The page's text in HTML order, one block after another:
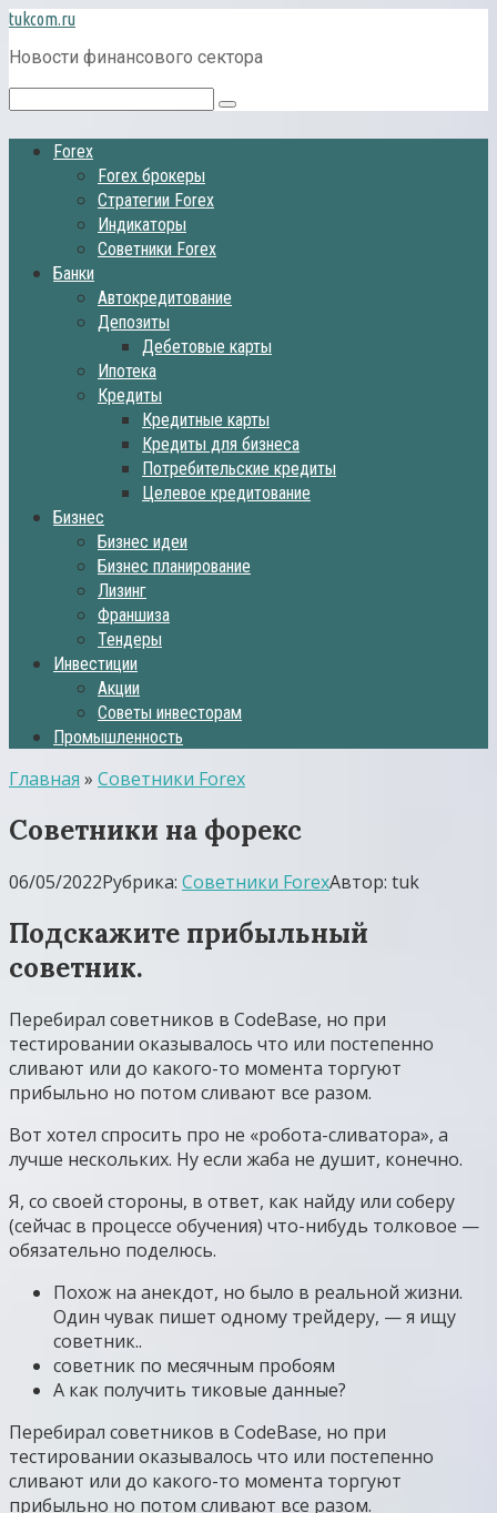
Перейти
к
контенту
tukcom.ru
Новости финансового сектора
Поиск:
Forex
Forex брокеры
Стратегии Forex
Индикаторы
Советники Forex
Банки
Автокредитование
Депозиты
Дебетовые карты
Ипотека
Кредиты
Кредитные карты
Кредиты для бизнеса
Потребительские кредиты
Целевое кредитование
Бизнес
Бизнес идеи
Бизнес планирование
Лизинг
Франшиза
Тендеры
Инвестиции
Акции
Советы инвесторам
Промышленность
Главная » Советники Forex
Советники на форекс
06/05/2022Рубрика: Советники ForexАвтор: tuk
Подскажите прибыльный
советник.
Перебирал советников в CodeBase, но при
тестировании оказывалось что или постепенно
сливают или до какого-то момента торгуют
прибыльно но потом сливают все разом.
Вот хотел спросить про не «робота-сливатора», а
лучше нескольких. Ну если жаба не душит, конечно.
Я, со своей стороны, в ответ, как найду или соберу
(сейчас в процессе обучения) что-нибудь толковое —
обязательно поделюсь.
Похож на анекдот, но было в реальной жизни.
Один чувак пишет одному трейдеру, — я ищу
советник..
советник по месячным пробоям
А как получить тиковые данные?
Перебирал советников в CodeBase, но при
тестировании оказывалось что или постепенно
сливают или до какого-то момента торгуют
прибыльно но потом сливают все разом.